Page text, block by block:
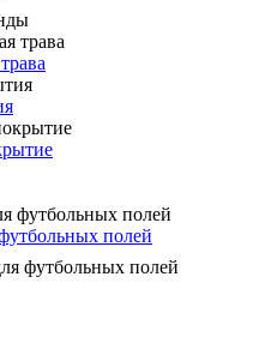
полей
футбольных полей